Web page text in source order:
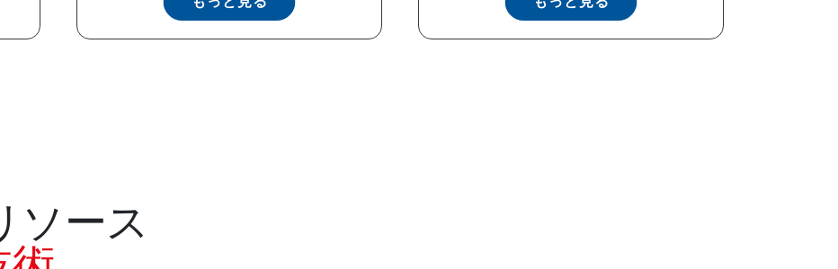
ソース